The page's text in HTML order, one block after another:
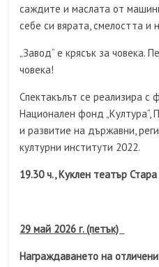
саждите и маслата от
себе си вярата, смелостта и
„Завод“ е крясък за човека.
човека!
Спектакълът се реализира с
Национален фонд „Култура“,
и развитие на държавни,
културни институти 2022.
19.30 ч., Куклен театър
29май 2026 г. (петък)
Награждаването на